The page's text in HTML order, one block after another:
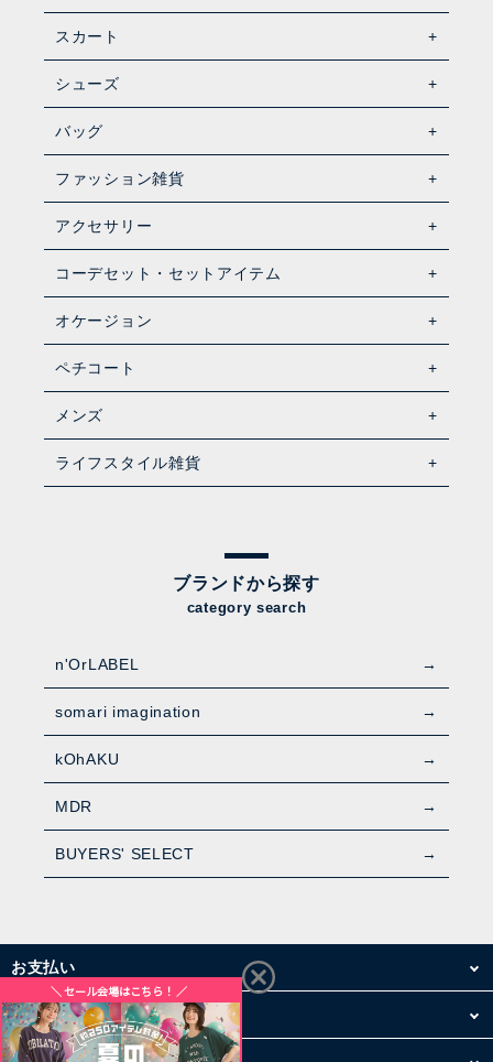
スカート
シューズ
バッグ
ファッション雑貨
アクセサリー
コーデセット・セットアイテム
オケージョン
ペチコート
メンズ
ライフスタイル雑貨
ブランドから探す
category search
n'OrLABEL
somari imagination
kOhAKU
MDR
BUYERS' SELECT
お支払い
配送・送料